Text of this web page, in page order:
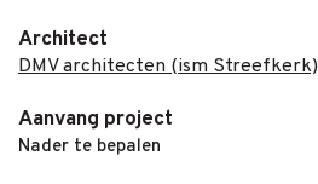
Architect
DMV architecten (ism Streefkerk)
Aanvang project
Nader te bepalen